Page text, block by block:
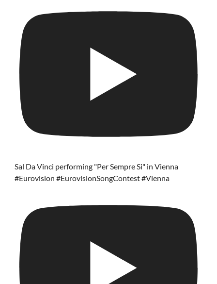
Sal Da Vinci performing "Per Sempre Si" in Vienna
#Eurovision #EurovisionSongContest #Vienna